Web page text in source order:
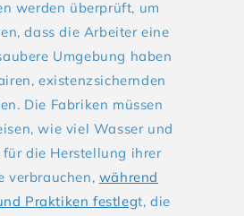
werden überprüft, um
dass die Arbeiter eine
Umgebung haben
existenzsichernden
Die Fabriken müssen
wie viel Wasser und
für die Herstellung ihrer
verbrauchen, während
Praktiken festlegt, die